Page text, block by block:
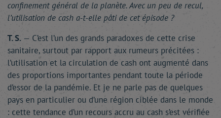
confinement général de la planète. Avec un peu de recul,
l’utilisation de cash a-t-elle pâti de cet épisode ?
T. S. — C’est l’un des grands paradoxes de cette crise
sanitaire, surtout par rapport aux rumeurs précitées :
l’utilisation et la circulation de cash ont augmenté dans
des proportions importantes pendant toute la période
d’essor de la pandémie. Et je ne parle pas de quelques
pays en particulier ou d’une région ciblée dans le monde
: cette tendance d’un recours accru au cash s’est vérifiée